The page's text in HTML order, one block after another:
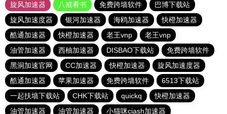
旋风加速器
八戒看书 免费跨墙软件
巴博下载站
旋风加速度器
银河加速器 海鸥加速器
快橙加速器
酷通加速器
快橙加速器 老王vnp
老王vnp
油管加速器
西柚加速器 DISBAO下载站
免费跨墙软件
黑洞加速官网
CC加速器 快橙加速器
旋风加速度器
酷通加速器
苹果加速器 免费跨墙软件
6513下载站
一起扶墙下载站
CHK下载站 quickq
快橙加速器
油管加速器
油管加速器 小猫咪ciash加速器